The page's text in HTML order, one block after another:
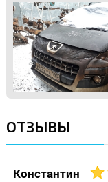
ОТЗЫВЫ
Константин